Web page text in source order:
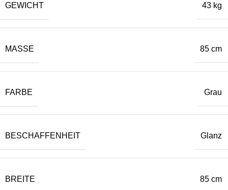
GEWICHT 43 kg
MASSE 85 cm
FARBE Grau
BESCHAFFENHEIT Glanz
BREITE 85 cm